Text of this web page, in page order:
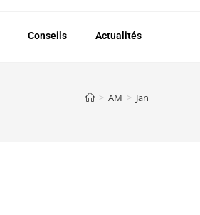
Conseils Actualités
> AM > Jan